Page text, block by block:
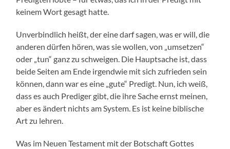
keinem Wort gesagt hatte.
Unverbindlich heißt, der eine darf sagen, was er will, die
anderen dürfen hören, was sie wollen, von „umsetzen“
oder „tun“ ganz zu schweigen. Die Hauptsache ist, dass
beide Seiten am Ende irgendwie mit sich zufrieden sein
können, dann war es eine „gute“ Predigt. Nun, ich weiß,
dass es auch Prediger gibt, die ihre Sache ernst meinen,
aber es ändert nichts am System. Es ist keine biblische
Art zu lehren.
Was im Neuen Testament mit der Botschaft Gottes